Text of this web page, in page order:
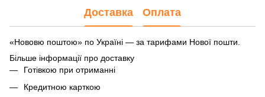
Доставка Оплата
«Нововю поштою» по Україні — за тарифами Нової пошти.
Більше інформації про доставку
Готівкою при отриманні
Кредитною карткою